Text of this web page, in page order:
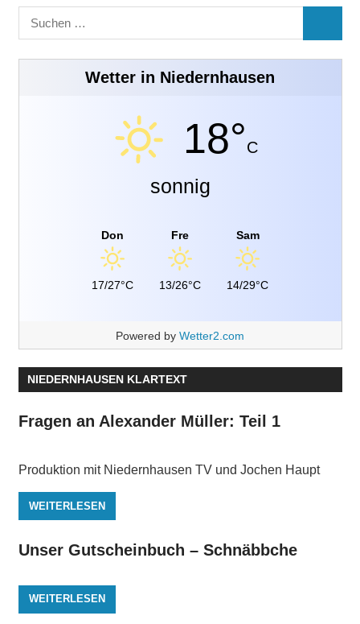
Suchen
nach:
Wetter in Niedernhausen
18°C
sonnig
Don
17/27°C
Fre
13/26°C
Sam
14/29°C
Powered by Wetter2.com
NIEDERNHAUSEN KLARTEXT
Fragen an Alexander Müller: Teil 1
Produktion mit Niedernhausen TV und Jochen Haupt
WEITERLESEN
Unser Gutscheinbuch – Schnäbbche
WEITERLESEN